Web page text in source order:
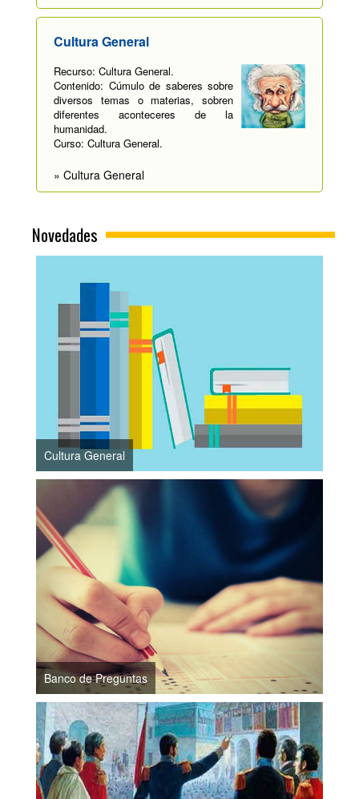
Cultura General
Recurso: Cultura General.
Contenido: Cúmulo de saberes sobre
diversos temas o materias, sobren
diferentes aconteceres de la
humanidad.
Curso: Cultura General.
» Cultura General
Novedades
Cultura General
Banco de Preguntas